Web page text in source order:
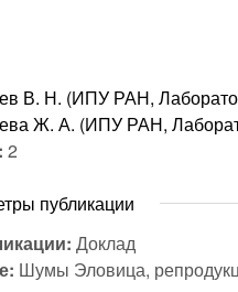
В. Н. (ИПУ РАН,
Ж. А. (ИПУ РАН,
2
публикации
Доклад
Шумы Эловица,